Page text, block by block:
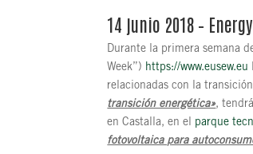
14 junio 2018 –
Durante la primera semana
Week”) https://www.eusew.eu
relacionadas con la
transición energética»,
en Castalla, en el parque
fotovoltaica para